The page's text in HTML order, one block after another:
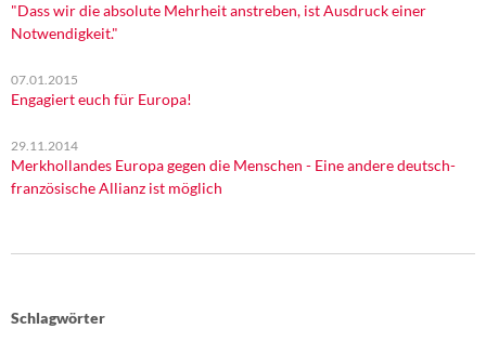
"Dass wir die absolute Mehrheit anstreben, ist Ausdruck einer
Notwendigkeit."
07.01.2015
Engagiert euch für Europa!
29.11.2014
Merkhollandes Europa gegen die Menschen - Eine andere deutsch-
französische Allianz ist möglich
Schlagwörter